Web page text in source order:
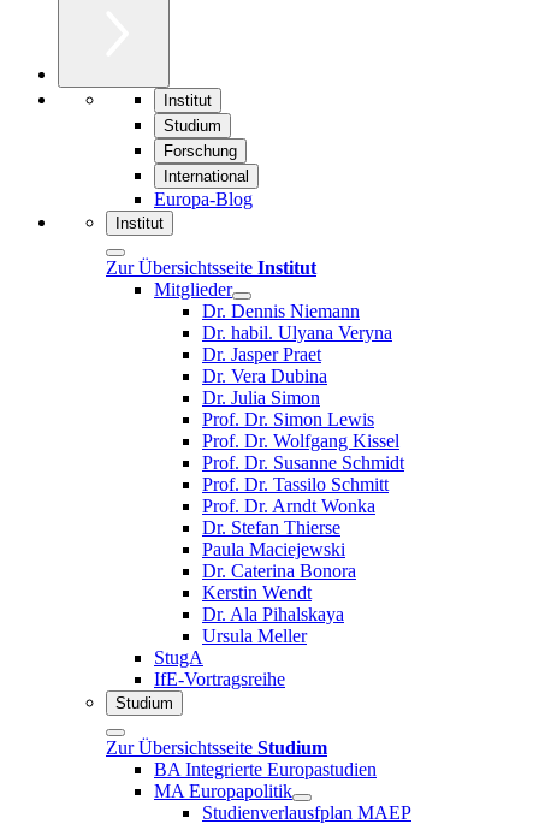
Institut
Studium
Forschung
International
Europa-Blog
Institut
Zur Übersichtsseite Institut
Mitglieder
Dr. Dennis Niemann
Dr. habil. Ulyana Veryna
Dr. Jasper Praet
Dr. Vera Dubina
Dr. Julia Simon
Prof. Dr. Simon Lewis
Prof. Dr. Wolfgang Kissel
Prof. Dr. Susanne Schmidt
Prof. Dr. Tassilo Schmitt
Prof. Dr. Arndt Wonka
Dr. Stefan Thierse
Paula Maciejewski
Dr. Caterina Bonora
Kerstin Wendt
Dr. Ala Pihalskaya
Ursula Meller
StugA
IfE-Vortragsreihe
Studium
Zur Übersichtsseite Studium
BA Integrierte Europastudien
MA Europapolitik
Studienverlausfplan MAEP